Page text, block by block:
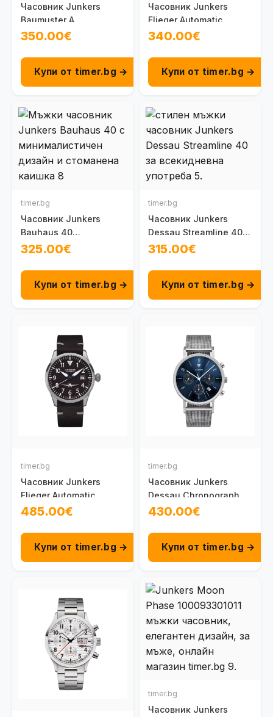
Часовник Junkers
Baumuster A
100092001022
350.00€
Купи от timer.bg →
Часовник Junkers
Flieger Automatic
100095201030
340.00€
Купи от timer.bg →
timer.bg
Часовник Junkers
Bauhaus 40
100091301120
325.00€
Купи от timer.bg →
timer.bg
Часовник Junkers
Dessau Streamline 40
100095002021
315.00€
Купи от timer.bg →
timer.bg
Часовник Junkers
Flieger Automatic
100095801020
485.00€
Купи от timer.bg →
timer.bg
Часовник Junkers
Dessau Chronograph
100091901011
430.00€
Купи от timer.bg →
timer.bg
Часовник Junkers